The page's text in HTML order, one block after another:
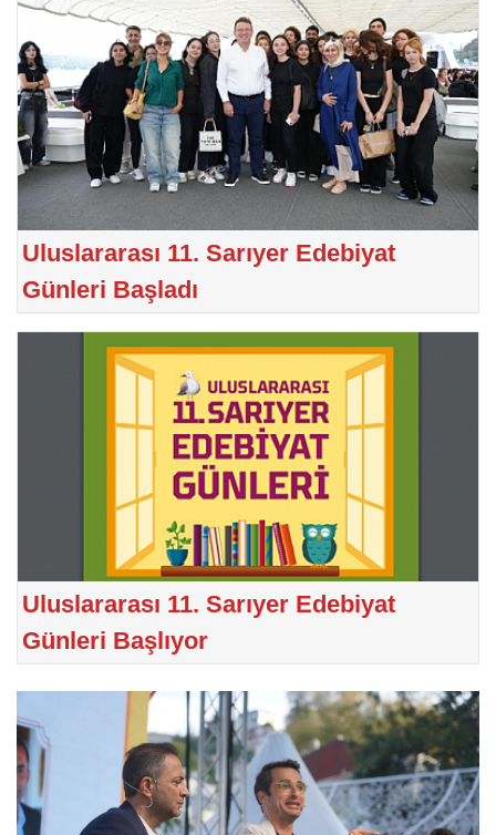
Uluslararası 11. Sarıyer Edebiyat
Günleri Başladı
Uluslararası 11. Sarıyer Edebiyat
Günleri Başlıyor